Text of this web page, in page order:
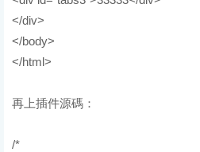
</div>
</body>
</html>
再上插件源碼：
/*